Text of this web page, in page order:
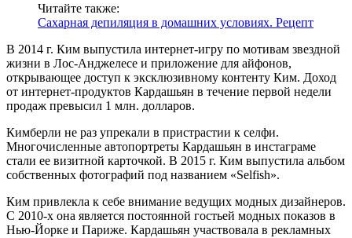
Читайте также:
Сахарная депиляция в домашних условиях. Рецепт
В 2014 г. Ким выпустила интернет-игру по мотивам звездной
жизни в Лос-Анджелесе и приложение для айфонов,
открывающее доступ к эксклюзивному контенту Ким. Доход
от интернет-продуктов Кардашьян в течение первой недели
продаж превысил 1 млн. долларов.
Кимберли не раз упрекали в пристрастии к селфи.
Многочисленные автопортреты Кардашьян в инстаграме
стали ее визитной карточкой. В 2015 г. Ким выпустила альбом
собственных фотографий под названием «Selfish».
Ким привлекла к себе внимание ведущих модных дизайнеров.
С 2010-х она является постоянной гостьей модных показов в
Нью-Йорке и Париже. Кардашьян участвовала в рекламных